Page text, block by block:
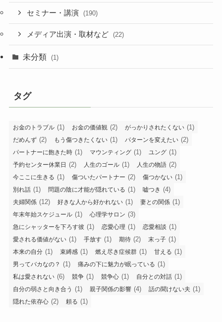
セミナー・講演 (190)
メディア出演・取材など (22)
未分類 (1)
タグ
お金のトラブル (1) お金の価値観 (2) がっかりされたくない (1)
だめんず (2) もう傷つきたくない (1) パターンを変えたい (2)
パートナーに飽きた時 (1) マウンティング (1) ユング (1)
予約センター休業日 (2) 人生のゴール (1) 人生の物語 (2)
今ここに生きる (1) 傷ついたパートナー (2) 傷つかない (1)
別れ話 (1) 問題の陰に才能が隠れている (1) 嘘つき (4)
夫婦関係 (12) 好きな人から好かれない (1) 妻との関係 (1)
年末年始スケジュール (1) 心理学サロン (3)
急にシャッターを下ろす彼 (1) 恋愛心理 (1) 恋愛相談 (1)
愛される価値がない (1) 手放す (1) 期待 (2) 末っ子 (1)
本来の自分 (1) 束縛感 (1) 燃え尽き症候群 (1) 甘える (1)
男ってバカなの？ (1) 痛みの下に魅力が眠っている (1)
私は愛されない (6) 競争 (1) 競争心 (1) 自分との対話 (1)
自分の弱さと向き合う (1) 親子関係の影響 (4) 話の聞けない夫 (1)
隠れた依存心 (2) 頼る (1)